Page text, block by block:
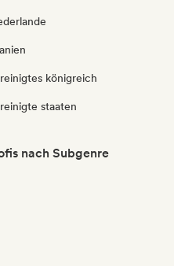
königreich
staaten
nach Subgenre